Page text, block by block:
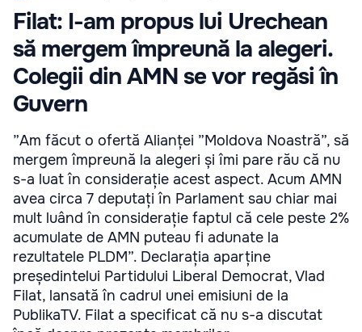
Filat: I-am propus lui Urechean
să mergem împreună la alegeri.
Colegii din AMN se vor regăsi în
Guvern
”Am făcut o ofertă Alianței ”Moldova Noastră”, să
mergem împreună la alegeri și îmi pare rău că nu
s-a luat în considerație acest aspect. Acum AMN
avea circa 7 deputați în Parlament sau chiar mai
mult luând în considerație faptul că cele peste 2%
acumulate de AMN puteau fi adunate la
rezultatele PLDM”. Declarația aparține
președintelui Partidului Liberal Democrat, Vlad
Filat, lansată în cadrul unei emisiuni de la
PublikaTV. Filat a specificat că nu s-a discutat